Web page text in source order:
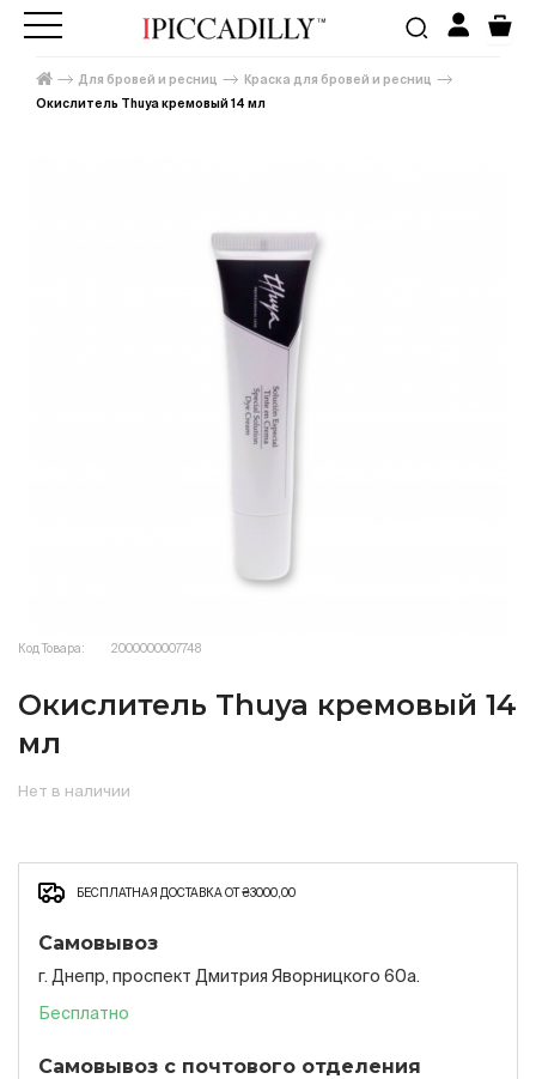
Для бровей и ресниц
Краска для бровей и ресниц
Окислитель Thuya кремовый 14 мл
Код Товара: 2000000007748
Окислитель Thuya кремовый 14
мл
Нет в наличии
БЕСПЛАТНАЯ ДОСТАВКА ОТ ₴3000,00
Самовывоз
г. Днепр, проспект Дмитрия Яворницкого 60а.
Бесплатно
Самовывоз с почтового отделения